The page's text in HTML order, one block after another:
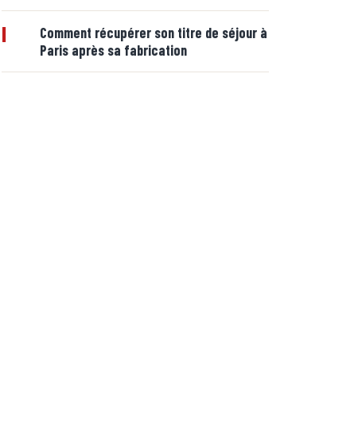
|
Comment récupérer son titre de séjour à
Paris après sa fabrication